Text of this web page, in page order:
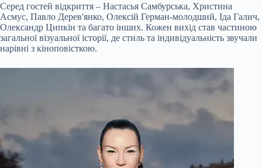
Серед гостей відкриття – Настасья Самбурська, Христина
Асмус, Павло Дерев'янко, Олексій Герман-молодший, Іда Галич,
Олександр Ципкін та багато інших. Кожен вихід став частиною
загальної візуальної історії, де стиль та індивідуальність звучали
нарівні з кіноповісткою.